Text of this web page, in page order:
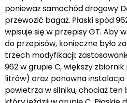
ponieważ samochód drogowy
przewozić bagaż. Płaski spód
wpisuje się w przepisy GT. Aby
do przepisów, konieczne było
trzech modyfikacji:
962 w grupie C, większy
litrów) oraz ponowna instalacja
powietrza w silniku, chociaż ten